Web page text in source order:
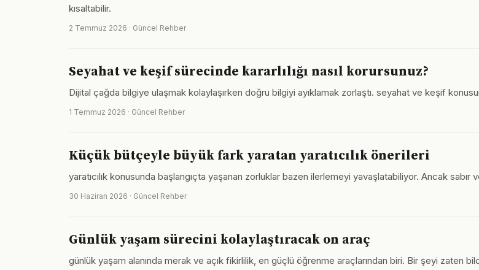
kısaltabilir.
2 Temmuz 2026 · Güncel Rehber
Seyahat ve keşif sürecinde kararlılığı nasıl korursunuz?
Dijital çağda bilgiye ulaşmak kolaylaşırken doğru bilgiyi ayıklamak zorlaştı. seyahat ve keşif
1 Temmuz 2026 · Güncel Rehber
Küçük bütçeyle büyük fark yaratan yaratıcılık önerileri
yaratıcılık konusunda başlangıçta yaşanan zorluklar bazen ilerlemeyi yavaşlatabiliyor. Ancak sabır
30 Haziran 2026 · Güncel Rehber
Günlük yaşam sürecini kolaylaştıracak on araç
günlük yaşam alanında merak ve açık fikirlilik, en güçlü öğrenme araçlarından biri. Bir şeyi zaten